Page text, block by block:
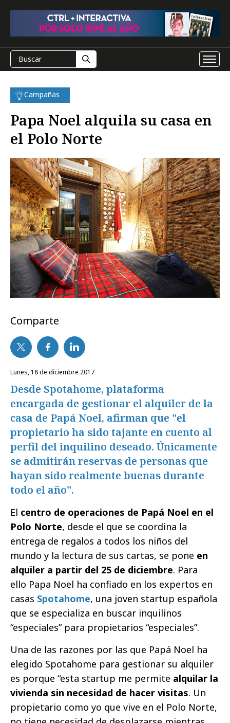
Campañas
Papa Noel alquila su casa en
el Polo Norte
Comparte
lunes, 18 de diciembre 2017
Desde Spotahome, plataforma
encargada de gestionar el alquiler de la
casa de Papá Noel, afirman que "el
propietario ha sido tajante en cuento al
perfil del inquilino deseado. Únicamente
se admitirán reservas de personas que
hayan sido realmente buenas durante
todo el año".
El centro de operaciones de Papá Noel en el
Polo Norte, desde el que se coordina la
entrega de regalos a todos los niños del
mundo y la lectura de sus cartas, se pone en
alquiler a partir del 25 de diciembre. Para
ello Papa Noel ha confiado en los expertos en
casas Spotahome, una joven startup española
que se especializa en buscar inquilinos
“especiales” para propietarios “especiales”.
Una de las razones por las que Papá Noel ha
elegido Spotahome para gestionar su alquiler
es porque “esta startup me permite alquilar la
vivienda sin necesidad de hacer visitas. Un
propietario como yo que vive en el Polo Norte,